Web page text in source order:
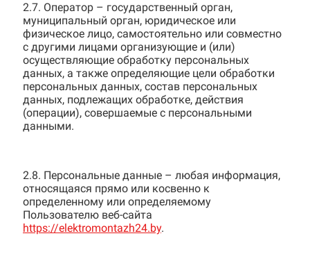
2.7. Оператор – государственный орган,
муниципальный орган, юридическое или
физическое лицо, самостоятельно или совместно
с другими лицами организующие и (или)
осуществляющие обработку персональных
данных, а также определяющие цели обработки
персональных данных, состав персональных
данных, подлежащих обработке, действия
(операции), совершаемые с персональными
данными.
2.8. Персональные данные – любая информация,
относящаяся прямо или косвенно к
определенному или определяемому
Пользователю веб-сайта
https://elektromontazh24.by.